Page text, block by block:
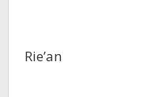
Rie’an